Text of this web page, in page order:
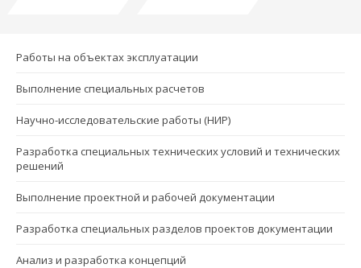
Работы на объектах эксплуатации
Выполнение специальных расчетов
Научно-исследовательские работы (НИР)
Разработка специальных технических условий и технических
решений
Выполнение проектной и рабочей документации
Разработка специальных разделов проектов документации
Анализ и разработка концепций